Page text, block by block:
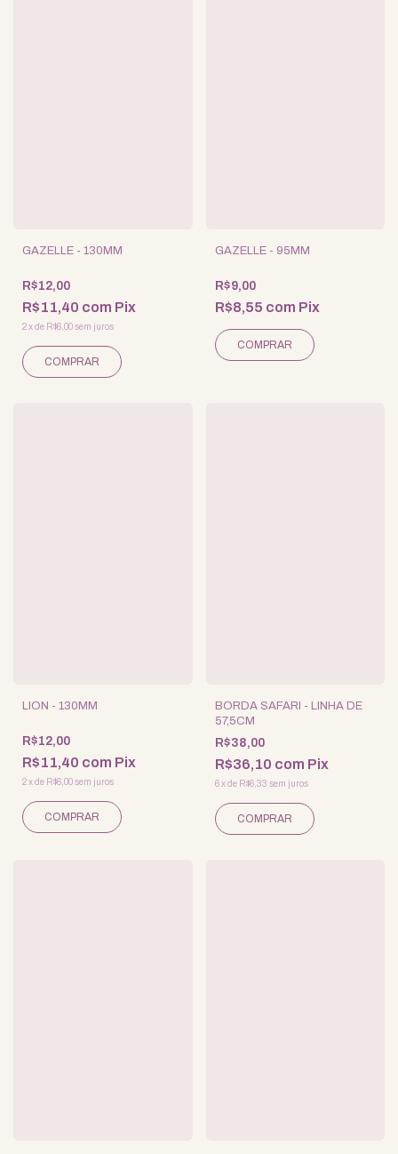
GAZELLE - 130MM
R$12,00
R$11,40 com Pix
2xde R$6,00sem juros
GAZELLE - 95MM
R$9,00
R$8,55 com Pix
LION - 130MM
R$12,00
R$11,40 com Pix
2xde R$6,00sem juros
BORDA SAFARI - LINHA DE
57,5CM
R$38,00
R$36,10 com Pix
6 xde R$6,33 sem juros